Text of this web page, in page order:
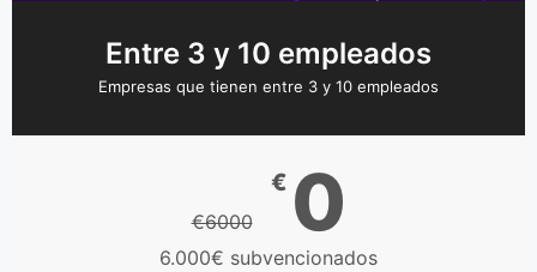
Entre 3 y 10 empleados
Empresas que tienen entre 3 y 10 empleados
€6000
€ 0
6.000€ subvencionados